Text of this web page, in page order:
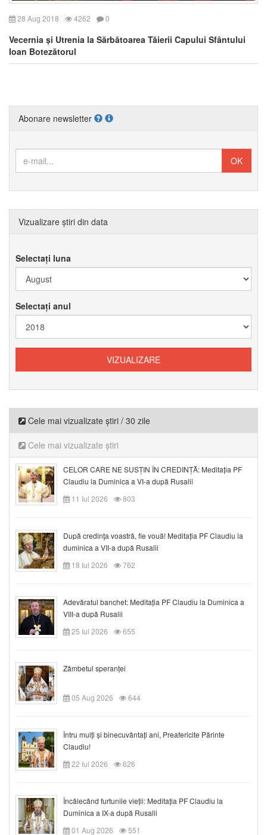
28 Aug 2018 4262 0
Vecernia și Utrenia la Sărbătoarea Tăierii Capului Sfântului
Ioan Botezătorul
Abonare newsletter
Vizualizare știri din data
Selectați luna
Selectați anul
Cele mai vizualizate știri / 30 zile
Cele mai vizualizate știri
CELOR CARE NE SUSȚIN ÎN CREDINȚĂ: Meditația PF
Claudiu la Duminica a VI-a după Rusalii
11 Iul 2026
803
După credinţa voastră, fie vouă! Meditația PF Claudiu la
duminica a VII-a după Rusalii
18 Iul 2026
762
Adevăratul banchet: Meditația PF Claudiu la Duminica a
VIII-a după Rusalii
25 Iul 2026
655
Zâmbetul speranței
05 Aug 2026 644
Întru mulți și binecuvântați ani, Preafericite Părinte
Claudiu!
22 Iul 2026
626
Încălecând furtunile vieții: Meditația PF Claudiu la
Duminica a IX-a după Rusalii
01 Aug 2026
551